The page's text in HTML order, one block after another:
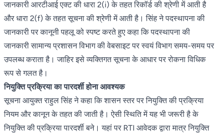
जानकारी आरटीआई एक्ट की धारा 2(i) के तहत रिकॉर्ड की श्रेणी में आती है
और धारा 2(f) के तहत सूचना की श्रेणी में आती है। सिंह ने पदस्थापना की
जानकारी पर कानूनी पहलू को स्पष्ट करते हुए कहा कि पदस्थापना की
जानकारी सामान्य प्रशासन विभाग की वेबसाइट पर स्वयं विभाग समय-समय पर
उपलब्ध कराता है। जाहिर इसे व्यक्तिगत सूचना के आधार पर रोकना विधिक
रूप से गलत है।
नियुक्ति प्रक्रिया का पारदर्शी होना आवश्यक
सूचना आयुक्त राहुल सिंह ने कहा कि शासन स्तर पर नियुक्ति की प्रक्रिया
नियम और कानून के तहत की जाती है। ऐसी स्थिति में यह भी जरूरी है के
नियुक्ति की प्रक्रिया पारदर्शी बने। यहां पर RTI आवेदक द्वारा मात्र नियुक्ति